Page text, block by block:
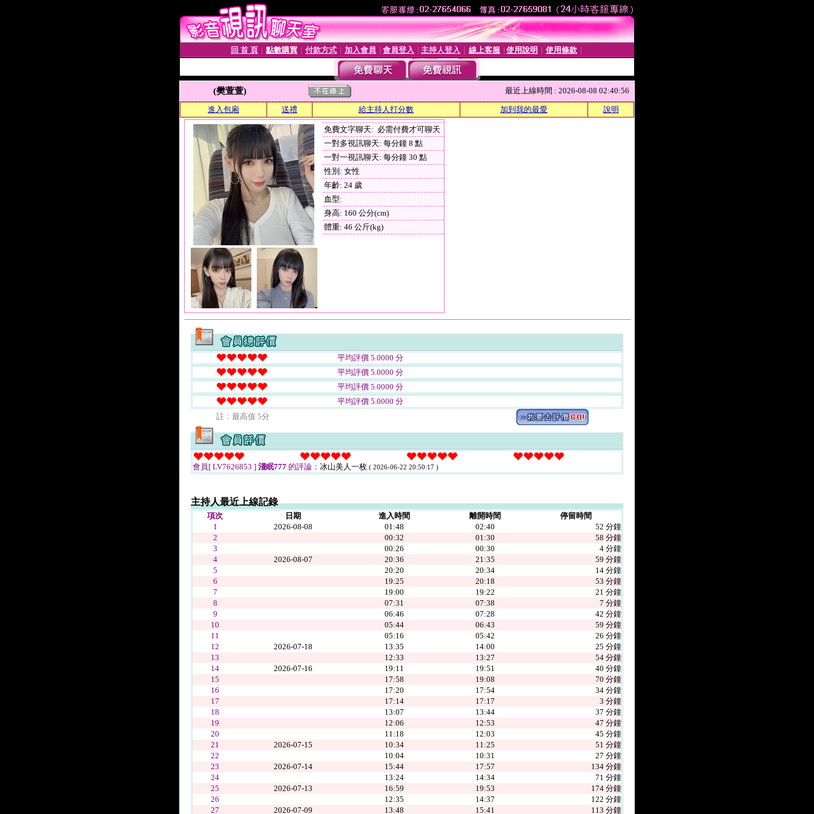
回 首 頁 點數購買 付款方式 加入會員 會員登入 主持人登入 線上客服 使用說明 使用條款
(樊萱萱) 最近上線時間 : 2026-08-08 02:40:56
進入包廂 送禮 給主持人打分數 加到我的最愛 說明
免費文字聊天: 必需付費才可聊天
一對多視訊聊天: 每分鐘 8 點
一對一視訊聊天: 每分鐘 30 點
性別: 女性
年齡: 24 歲
血型:
身高: 160 公分(cm)
體重: 46 公斤(kg)
平均評價 5.0000 分
平均評價 5.0000 分
平均評價 5.0000 分
平均評價 5.0000 分
註﹕最高值 5分
會員[ LV7626853 ] 淺眠777 的評論： 冰山美人一枚 ( 2026-06-22 20:50:17 )
主持人最近上線記錄
項次 日期 進入時間 離開時間
停留時間
1
2026-08-08 01:48 02:40
52 分鐘
2
00:32 01:30
58 分鐘
3
00:26 00:30
4 分鐘
4
2026-08-07 20:36 21:35
59 分鐘
5
20:20 20:34
14 分鐘
6
19:25 20:18
53 分鐘
7
19:00 19:22
21 分鐘
8
07:31 07:38
7 分鐘
9
06:46 07:28
42 分鐘
10
05:44 06:43
59 分鐘
11
05:16 05:42
26 分鐘
12
2026-07-18 13:35 14:00
25 分鐘
13
12:33 13:27
54 分鐘
14
2026-07-16 19:11 19:51
40 分鐘
15
17:58 19:08
70 分鐘
16
17:20 17:54
34 分鐘
17
17:14 17:17
3 分鐘
18
13:07 13:44
37 分鐘
19
12:06 12:53
47 分鐘
20
11:18 12:03
45 分鐘
21
2026-07-15 10:34 11:25
51 分鐘
22
10:04 10:31
27 分鐘
23
2026-07-14 15:44 17:57
134 分鐘
24
13:24 14:34
71 分鐘
25
2026-07-13 16:59 19:53
174 分鐘
26
12:35 14:37
122 分鐘
27
2026-07-09 13:48 15:41 113 分鐘